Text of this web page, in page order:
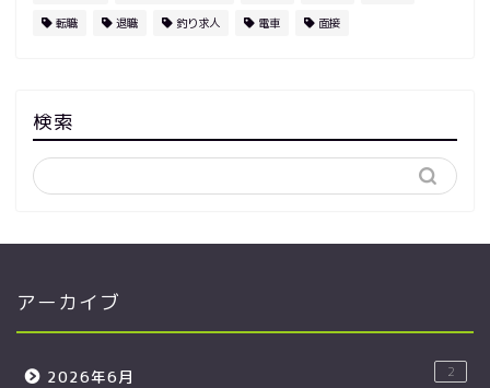
転職 退職 釣り求人 電車 面接
検索
アーカイブ
2026年6月 2